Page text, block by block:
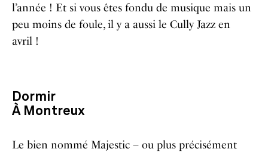
l’année ! Et si vous êtes fondu de musique mais un
peu moins de foule, il y a aussi le Cully Jazz en
avril !
Dormir
À Montreux
Le bien nommé Majestic – ou plus précisément